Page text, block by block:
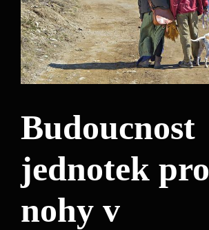
Budoucnost
jednotek pro
nohy v